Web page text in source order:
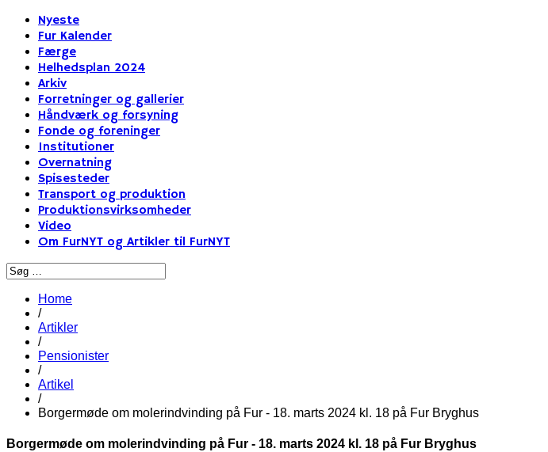
Nyeste
Fur Kalender
Færge
Helhedsplan 2024
Arkiv
Forretninger og gallerier
Håndværk og forsyning
Fonde og foreninger
Institutioner
Overnatning
Spisesteder
Transport og produktion
Produktionsvirksomheder
Video
Om FurNYT og Artikler til FurNYT
Home
/
Artikler
/
Pensionister
/
Artikel
/
Borgermøde om molerindvinding på Fur - 18. marts 2024 kl. 18 på Fur Bryghus
Borgermøde om molerindvinding på Fur - 18. marts 2024 kl. 18 på Fur Bryghus